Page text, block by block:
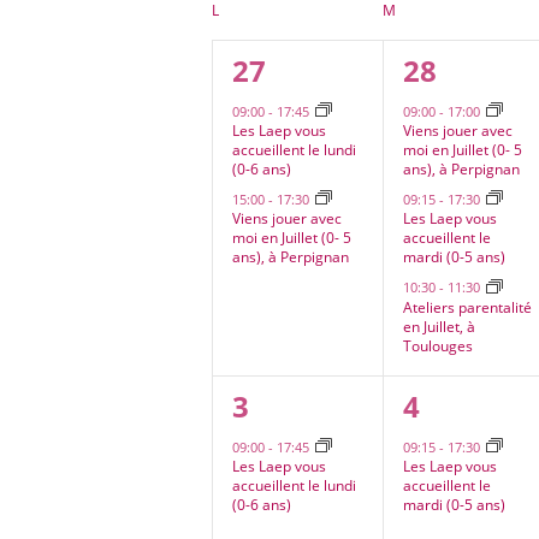
Calendrier
de
Évènements
L M
2
évènements,
27
09:00- 17:45
Les Laep vous
accueillent le lundi
(0-6 ans)
15:00- 17:30
Viens jouer avec
moi en Juillet (0- 5
ans), à Perpignan
3
28
09:00 - 17:00
Viens jouer avec
moi en Juillet (0- 5
ans), à Perpignan
09:15 - 17:30
Les Laep vous
accueillent le
mardi (0-5 ans)
10:30 - 11:30
Ateliers parentalité
en Juillet, à
Toulouges
1
évènement,
3
09:00- 17:45
Les Laep vous
accueillent le lundi
(0-6 ans)
1
4
09:15 - 17:30
Les Laep vous
accueillent le
mardi (0-5 ans)